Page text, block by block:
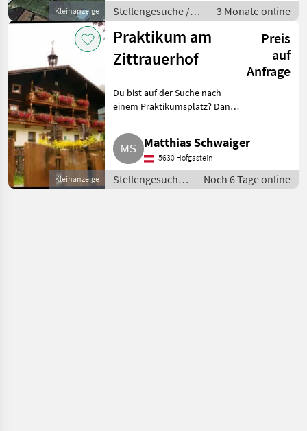
Kleinanzeige
Weidev
Stellengesuche /
Praktika
3 Monate online
Kleinanzeige
Praktikum am
Zittrauerhof
Preis
auf
Anfrage
Du bist auf der Suche nach
einem Praktikumsplatz? Dann
Wir bieten für unseren Uab-
Betrieb auch heuer wieder
Plätze für das Praktikum i
Matthias Schwaiger
5630 Hofgastein
Stellengesuche /
Praktika
Noch 6 Tage online